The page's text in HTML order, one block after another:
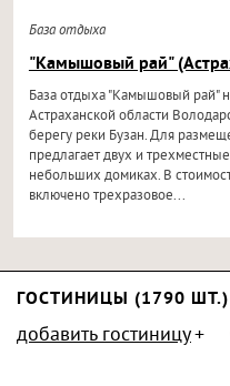
База отдыха
"Камышовый рай"
База отдыха "Камышовый рай"
Астраханской области
берегу реки Бузан. Для
предлагает двух и
небольших домиках. В
включено трехразовое...
ГОСТИНИЦЫ (1790 ШТ.)
добавить гостиницу